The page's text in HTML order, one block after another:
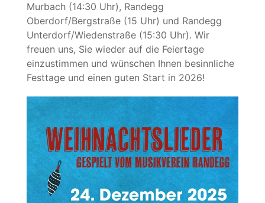
Murbach (14:30 Uhr), Randegg
Oberdorf/Bergstraße (15 Uhr) und Randegg
Unterdorf/Wiedenstraße (15:30 Uhr). Wir
freuen uns, Sie wieder auf die Feiertage
einzustimmen und wünschen Ihnen besinnliche
Festtage und einen guten Start in 2026!